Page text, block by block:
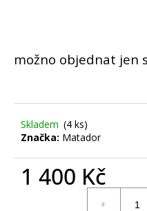
možno objednat jen
Skladem (4 ks)
Značka: Matador
1 400 Kč
m
e
BMW
G30,
G31